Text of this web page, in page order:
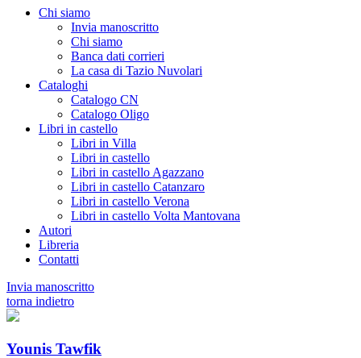
Chi siamo
Invia manoscritto
Chi siamo
Banca dati corrieri
La casa di Tazio Nuvolari
Cataloghi
Catalogo CN
Catalogo Oligo
Libri in castello
Libri in Villa
Libri in castello
Libri in castello Agazzano
Libri in castello Catanzaro
Libri in castello Verona
Libri in castello Volta Mantovana
Autori
Libreria
Contatti
Invia manoscritto
torna indietro
Younis Tawfik